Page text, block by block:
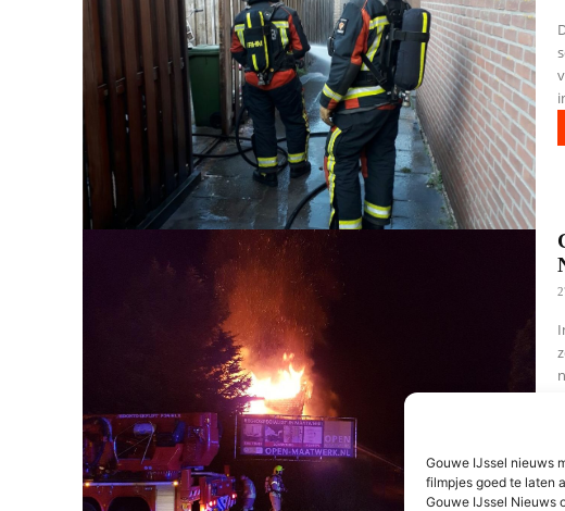
Gouwe IJssel nieuws
filmpjes goed te laten
Gouwe IJssel Nieuws